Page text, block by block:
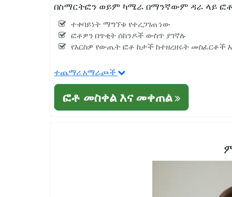
በስማርትፎን ወይም ካሜራ በማንኛውም ዳራ ላይ ፎቶ
ተቀባይነት ማግኘቱ የተረጋገጠ ነው
ፎቶዎን በጥቂት ሰከንዶች ውስጥ ያገኛሉ
የእርስዎ የውጤት ፎቶ ከታች ከተዘረዘሩት መስፈርቶች
ተጨማሪ አማራጮች
ፎቶ መስቀል እና መቀጠል